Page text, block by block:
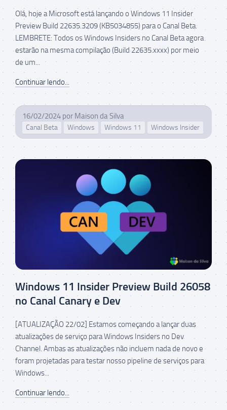
Olá, hoje a Microsoft está lançando o Windows 11 Insider
Preview Build 22635.3209 (KB5034855) para o Canal Beta.
LEMBRETE: Todos os Windows Insiders no Canal Beta agora
estarão na mesma compilação (Build 22635.xxxx) por meio
de um...
Continuar lendo...
16/02/2024 por Maison da Silva
Canal Beta Windows Windows 11 Windows Insider
Windows 11 Insider Preview Build 26058
no Canal Canary e Dev
[ATUALIZAÇÃO 22/02] Estamos começando a lançar duas
atualizações de serviço para Windows Insiders no Dev
Channel. Ambas as atualizações não incluem nada de novo e
foram projetadas para testar nosso pipeline de serviços para
Windows...
Continuar lendo...